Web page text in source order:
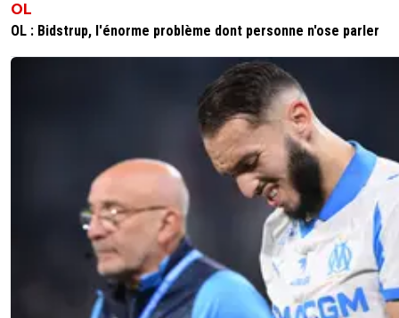
OL
OL : Bidstrup, l'énorme problème dont personne n'ose parler